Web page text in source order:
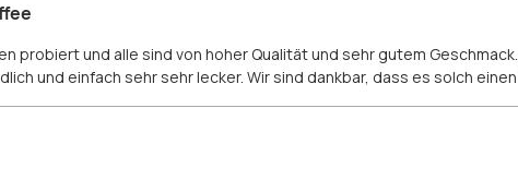
probiert und alle sind von hoher Qualität und sehr gutem
und einfach sehr sehr lecker. Wir sind dankbar, dass es solch